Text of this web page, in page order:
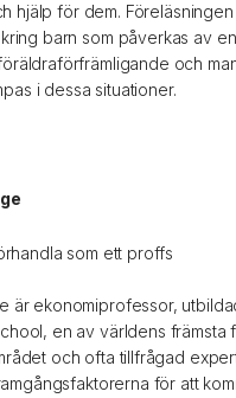
hjälp för dem.
barn som påverkas av
och
i dessa situationer.
som ett proffs
är ekonomiprofessor,
en av världens främsta
och ofta tillfrågad
för att